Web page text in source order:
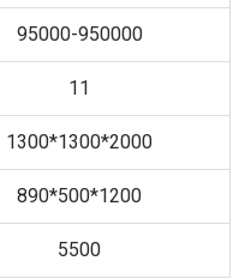
95000-950000
11
1300*1300*2000
890*500*1200
5500